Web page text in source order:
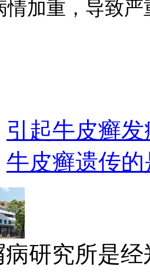
情加重，导致
引起牛皮癣
牛皮癣遗传
研究所是